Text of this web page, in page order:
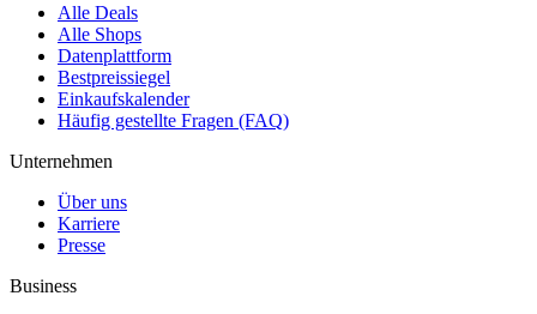
Alle Deals
Alle Shops
Datenplattform
Bestpreissiegel
Einkaufskalender
Häufig gestellte Fragen (FAQ)
Unternehmen
Über uns
Karriere
Presse
Business